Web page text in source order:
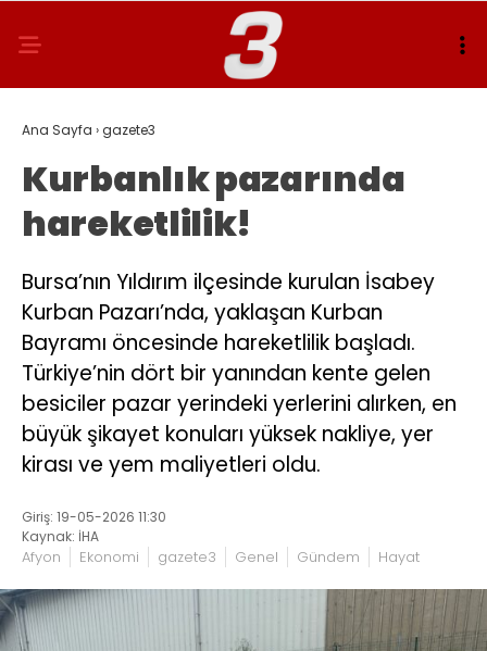
Ana Sayfa ›gazete3
Kurbanlık pazarında
hareketlilik!
Bursa’nın Yıldırım ilçesinde kurulan İsabey
Kurban Pazarı’nda, yaklaşan Kurban
Bayramı öncesinde hareketlilik başladı.
Türkiye’nin dört bir yanından kente gelen
besiciler pazar yerindeki yerlerini alırken, en
büyük şikayet konuları yüksek nakliye, yer
kirası ve yem maliyetleri oldu.
Giriş: 19-05-2026 11:30
Kaynak: İHA
Afyon Ekonomi gazete3 Genel Gündem Hayat